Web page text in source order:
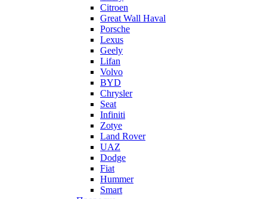
Citroen
Great Wall Haval
Porsche
Lexus
Geely
Lifan
Volvo
BYD
Chrysler
Seat
Infiniti
Zotye
Land Rover
UAZ
Dodge
Fiat
Hummer
Smart